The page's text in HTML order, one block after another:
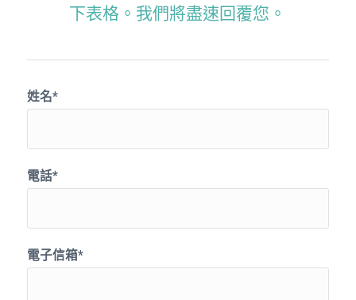
下表格。我們將盡速回覆您。
姓名*
電話*
電子信箱*